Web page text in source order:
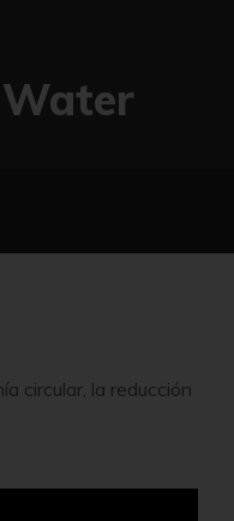
circular, la reducción